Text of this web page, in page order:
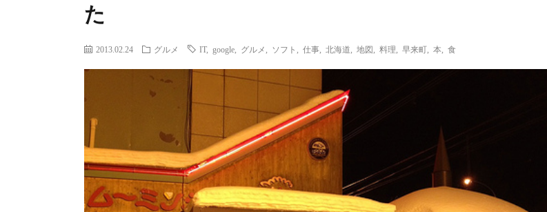
た
2013.02.24 グルメ IT, google グルメ ソフト 仕事 北海道 地図 料理 早来町 本 食